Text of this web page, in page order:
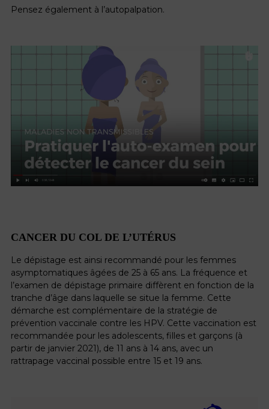
Pensez également à l’autopalpation.
CANCER DU COL DE L’UTÉRUS
Le dépistage est ainsi recommandé pour les femmes
asymptomatiques âgées de 25 à 65 ans. La fréquence et
l’examen de dépistage primaire diffèrent en fonction de la
tranche d’âge dans laquelle se situe la femme. Cette
démarche est complémentaire de la stratégie de
prévention vaccinale contre les HPV. Cette vaccination est
recommandée pour les adolescents, filles et garçons (à
partir de janvier 2021), de 11 ans à 14 ans, avec un
rattrapage vaccinal possible entre 15 et 19 ans.